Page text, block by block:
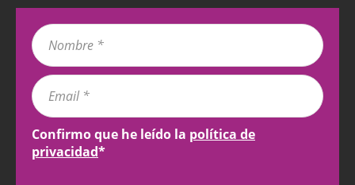
Confirmo que he leído la política de
privacidad*